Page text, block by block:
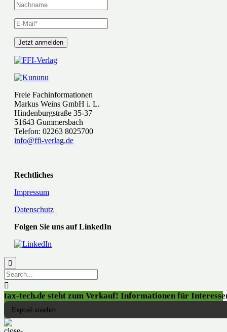
Freie Fachinformationen
Markus Weins GmbH i. L.
Hindenburgstraße 35-37
51643 Gummersbach
Telefon: 02263 8025700
info@ffi-verlag.de
Rechtliches
Impressum
Datenschutz
Folgen Sie uns auf LinkedIn


tax-tech.de steht zum Verkauf! Informationen für
Exposé ansehen